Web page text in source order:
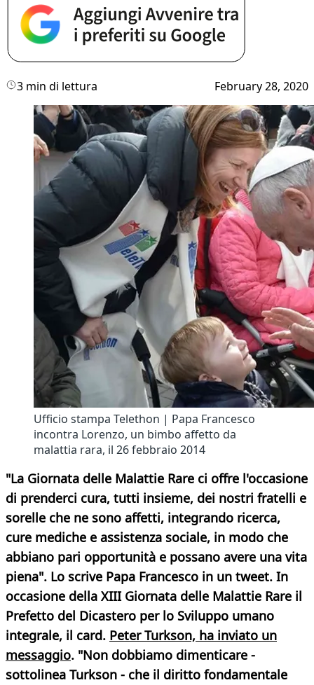
3 min di lettura February 28, 2020
Ufficio stampa Telethon | Papa Francesco
incontra Lorenzo, un bimbo affetto da
malattia rara, il 26 febbraio 2014
"La Giornata delle Malattie Rare ci offre l'occasione
di prenderci cura, tutti insieme, dei nostri fratelli e
sorelle che ne sono affetti, integrando ricerca,
cure mediche e assistenza sociale, in modo che
abbiano pari opportunità e possano avere una vita
piena". Lo scrive Papa Francesco in un tweet. In
occasione della XIII Giornata delle Malattie Rare il
Prefetto del Dicastero per lo Sviluppo umano
integrale, il card. Peter Turkson, ha inviato un
messaggio. "Non dobbiamo dimenticare -
sottolinea Turkson - che il diritto fondamentale